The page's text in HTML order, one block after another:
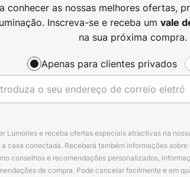
conhecer as nossas melhores ofertas,
Inscreva-se e receba um vale
na sua próxima compra.
Apenas para clientes privados
Lumories e receba ofertas especiais atractivas na
casa conectada. Receberá também informações
conselhos e recomendações personalizados,
de compra. Pode cancelar facilmente e em